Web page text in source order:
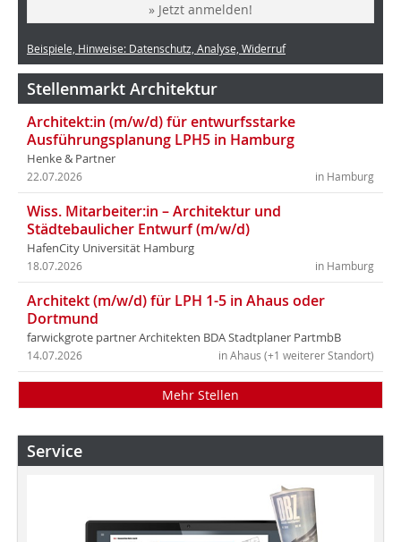
» Jetzt anmelden!
Beispiele, Hinweise: Datenschutz, Analyse, Widerruf
Stellenmarkt Architektur
Architekt:in (m/w/d) für entwurfsstarke
Ausführungsplanung LPH5 in Hamburg
Henke & Partner
in Hamburg
22.07.2026
Wiss. Mitarbeiter:in – Architektur und
Städtebaulicher Entwurf (m/w/d)
HafenCity Universität Hamburg
in Hamburg
18.07.2026
Architekt (m/w/d) für LPH 1-5 in Ahaus oder
Dortmund
farwickgrote partner Architekten BDA Stadtplaner PartmbB
in Ahaus (+1 weiterer Standort)
14.07.2026
Mehr Stellen
Service